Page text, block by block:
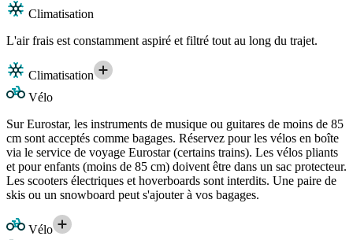
Climatisation
L'air frais est constamment aspiré et filtré tout au long du trajet.
Climatisation
Vélo
Sur Eurostar, les instruments de musique ou guitares de moins de 85
cm sont acceptés comme bagages. Réservez pour les vélos en boîte
via le service de voyage Eurostar (certains trains). Les vélos pliants
et pour enfants (moins de 85 cm) doivent être dans un sac protecteur.
Les scooters électriques et hoverboards sont interdits. Une paire de
skis ou un snowboard peut s'ajouter à vos bagages.
Vélo